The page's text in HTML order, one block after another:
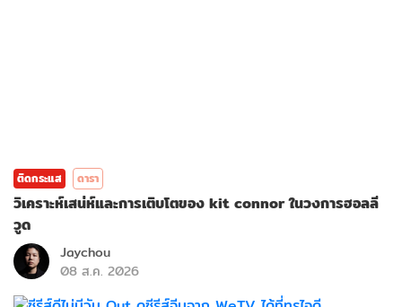
ติดกระแส ดารา
วิเคราะห์เสน่ห์และการเติบโตของ kit connor ในวงการฮอลลี
วูด
Jaychou
08 ส.ค. 2026